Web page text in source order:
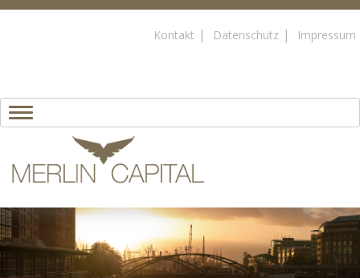
Kontakt Datenschutz Impressum